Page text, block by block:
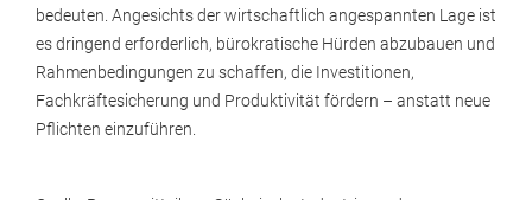
bedeuten. Angesichts der wirtschaftlich angespannten Lage ist
es dringend erforderlich, bürokratische Hürden abzubauen und
Rahmenbedingungen zu schaffen, die Investitionen,
Fachkräftesicherung und Produktivität fördern – anstatt neue
Pflichten einzuführen.